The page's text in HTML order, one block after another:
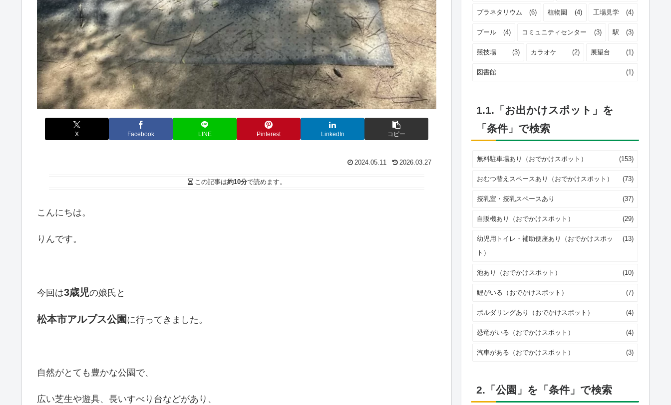
X Facebook LINE Pinterest LinkedIn コピー
2024.05.11 2026.03.27
この記事は約10分で読めます。
こんにちは。
りんです。
今回は3歳児の娘氏と
松本市アルプス公園 に行ってきました。
自然がとても豊かな公園で、
広い芝生や遊具、長いすべり台などがあり、
プラネタリウム (6) 植物園 (4) 工場見学 (4)
プール (4) コミュニティセンター (3) 駅 (3)
競技場 (3) カラオケ (2) 展望台 (1)
図書館 (1)
1.1.「お出かけスポット」を
「条件」で検索
無料駐車場あり（おでかけスポット） (153)
おむつ替えスペースあり（おでかけスポット） (73)
授乳室・授乳スペースあり (37)
自販機あり（おでかけスポット） (29)
幼児用トイレ・補助便座あり（おでかけスポッ
ト）
(13)
池あり（おでかけスポット） (10)
鯉がいる（おでかけスポット） (7)
ボルダリングあり（おでかけスポット） (4)
恐竜がいる（おでかけスポット） (4)
汽車がある（おでかけスポット） (3)
2.「公園」を「条件」で検索